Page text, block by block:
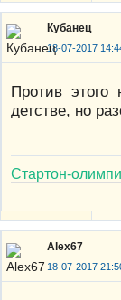
Кубанец
18-07-2017
Против
детстве, но
Стартон-
Alex67
18-07-2017